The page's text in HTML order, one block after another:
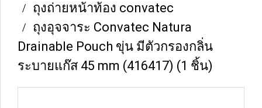
ถุงถ่ายหน้าท้อง convatec
ถุงอุจจาระ Convatec Natura
Drainable Pouch ขุ่น มีตัวกรองกลิ่น
ระบายแก๊ส 45 mm (416417) (1 ชิ้น)